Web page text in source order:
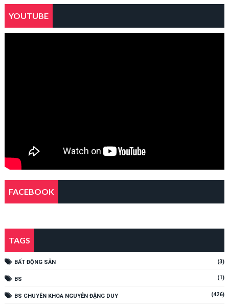
YOUTUBE
FACEBOOK
TAGS
BẤT ĐỘNG SẢN (3)
BS (1)
BS CHUYÊN KHOA NGUYỄN ĐẶNG DUY (426)